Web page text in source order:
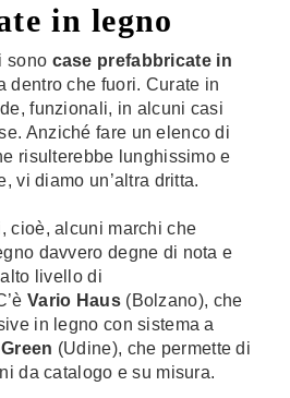
in legno
sono case prefabbricate in
dentro che fuori. Curate in
funzionali, in alcuni casi
Anziché fare un elenco di
risulterebbe lunghissimo e
vi diamo un’altra dritta.
cioè, alcuni marchi che
davvero degne di nota e
livello di
Vario Haus(Bolzano), che
in legno con sistema a
(Udine), che permette di
da catalogo e su misura.